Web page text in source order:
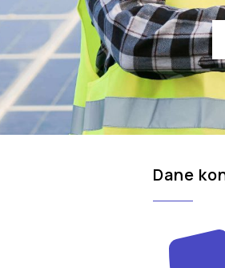
Dane